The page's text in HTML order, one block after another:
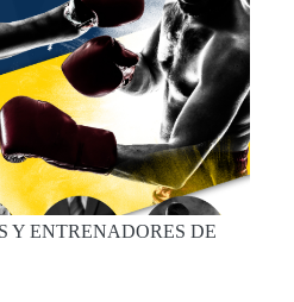
Y ENTRENADORES DE